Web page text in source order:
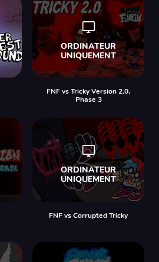
FNF vs Tricky Version 2.0,
Phase 3
FNF vs Corrupted Tricky